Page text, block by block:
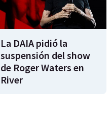
La DAIA pidió la
suspensión del show
de Roger Waters en
River